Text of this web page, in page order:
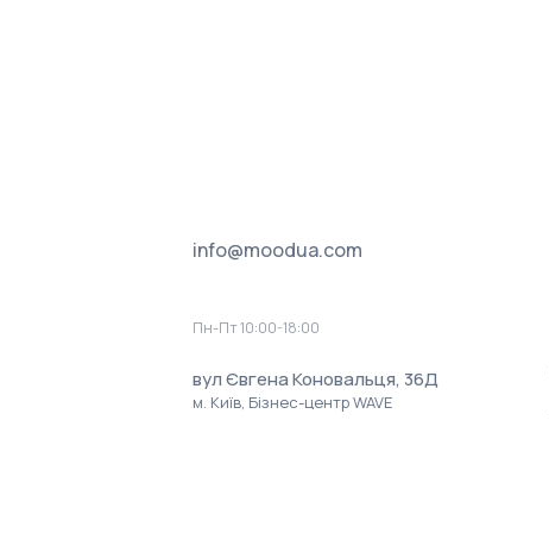
info@moodua.com
Пн-Пт 10:00-18:00
вул Євгена Коновальця, 36Д
м. Київ, Бізнес-центр WAVE